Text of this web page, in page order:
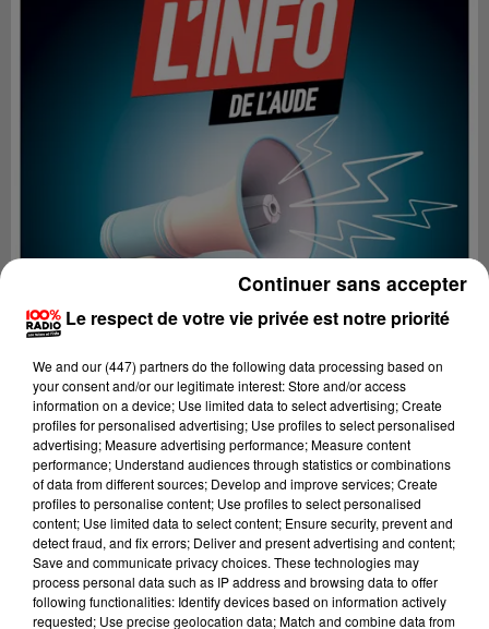
Lecture (4 min 22 sec)
Le respect de votre vie privée est notre priorité
We and our (447) partnersdo the following data processing based on
your consent and/or our legitimate interest: Store and/or access
information on a device; Use limited data to select advertising; Create
profiles for personalised advertising; Use profiles to select personalised
advertising; Measure advertising performance; Measure content
performance; Understand audiences through statistics or combinations
of data from different sources; Develop and improve services; Create
profiles to personalise content; Use profiles to select personalised
content; Use limited data to select content; Ensure security, prevent and
detect fraud, and fix errors; Deliver and present advertising and content;
Save and communicate privacy choices. These technologies may
process personal data such as IP address and browsing data to offer
following functionalities: Identify devices based on information actively
requested; Use precise geolocation data; Match and combine data from
Continuer sans accepter